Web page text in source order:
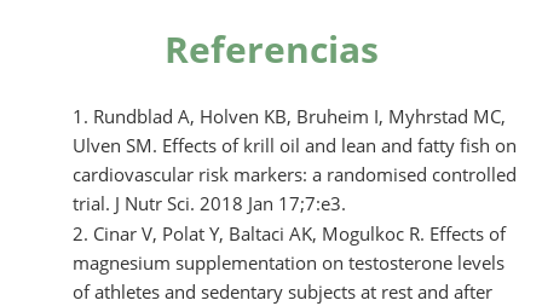
Referencias
Rundblad A, Holven KB, Bruheim I, Myhrstad MC,
Ulven SM. Effects of krill oil and lean and fatty fish on
cardiovascular risk markers: a randomised controlled
trial. J Nutr Sci. 2018 Jan 17;7:e3.
Cinar V, Polat Y, Baltaci AK, Mogulkoc R. Effects of
magnesium supplementation on testosterone levels
of athletes and sedentary subjects at rest and after